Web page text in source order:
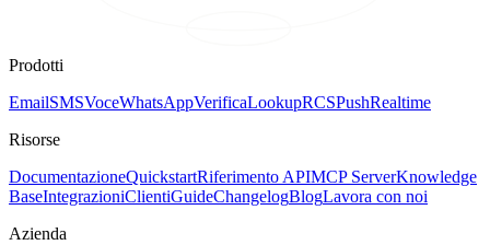
Prodotti
EmailSMSVoceWhatsAppVerificaLookupRCSPushRealtime
Risorse
DocumentazioneQuickstartRiferimento APIMCP ServerKnowledge
BaseIntegrazioniClientiGuideChangelogBlogLavora con noi
Azienda